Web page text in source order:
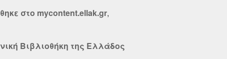
στο mycontent.ellak.gr,
Βιβλιοθήκη της Ελλάδος